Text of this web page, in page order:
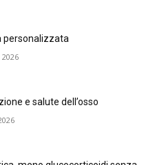
personalizzata
e salute dell’osso